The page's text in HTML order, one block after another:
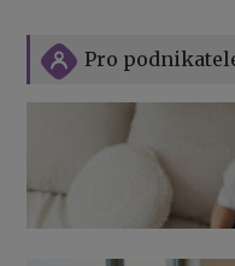
Pro